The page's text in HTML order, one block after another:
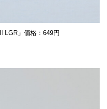
LGR」価格：649円